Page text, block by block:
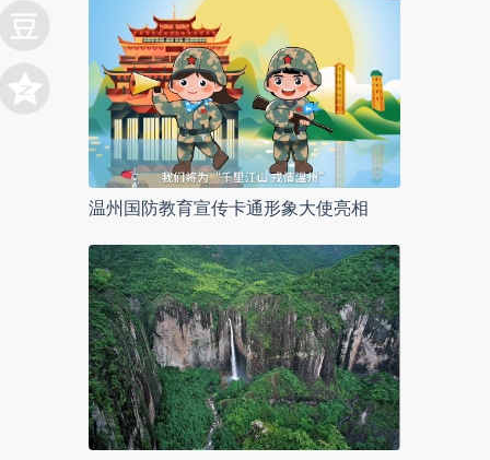
温州国防教育宣传卡通形象大使亮相